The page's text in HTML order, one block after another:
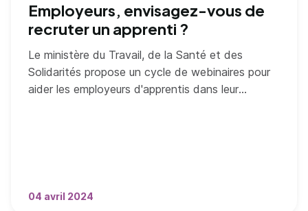
Employeurs, envisagez-vous de
recruter un apprenti ?
Le ministère du Travail, de la Santé et des
Solidarités propose un cycle de webinaires pour
aider les employeurs d'apprentis dans leur
04 avril 2024